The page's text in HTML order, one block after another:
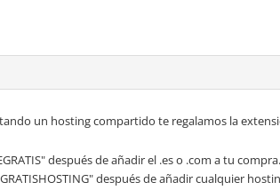
un hosting compartido te regalamos la
después de añadir el .es o .com a tu compra.
después de añadir cualquier